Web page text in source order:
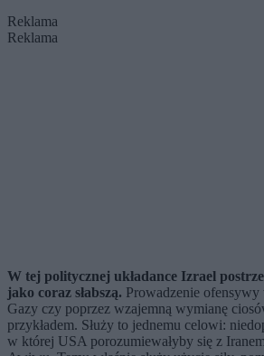
Reklama
Reklama
W tej politycznej układance Izrael
jako coraz słabszą. Prowadzenie
Gazy czy poprzez wzajemną wymianę
przykładem. Służy to jednemu celowi:
w której USA porozumiewałyby się z